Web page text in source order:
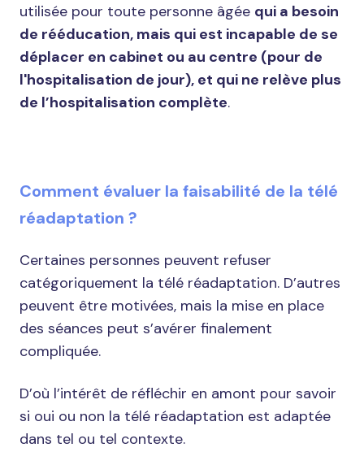
utilisée pour toute personne âgée qui a besoin
de rééducation, mais qui est incapable de se
déplacer en cabinet ou au centre (pour de
l'hospitalisation de jour), et qui ne relève plus
de l’hospitalisation complète.
Comment évaluer la faisabilité de la télé
réadaptation ?
Certaines personnes peuvent refuser
catégoriquement la télé réadaptation. D’autres
peuvent être motivées, mais la mise en place
des séances peut s’avérer finalement
compliquée.
D’où l’intérêt de réfléchir en amont pour savoir
si oui ou non la télé réadaptation est adaptée
dans tel ou tel contexte.